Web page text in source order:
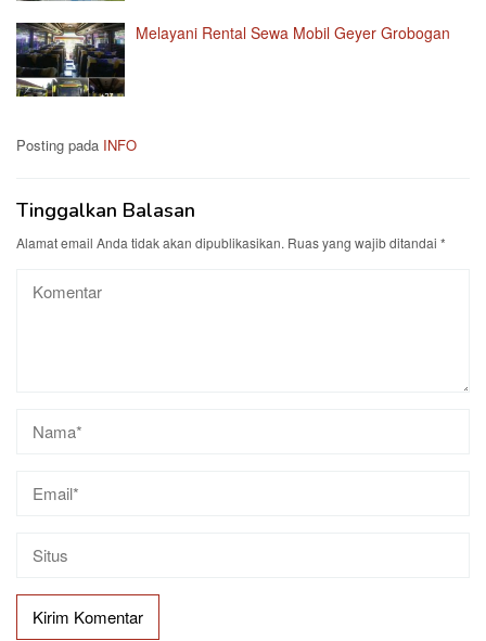
Melayani Rental Sewa Mobil Geyer Grobogan
Posting pada INFO
Tinggalkan Balasan
Alamat email Anda tidak akan dipublikasikan. Ruas yang wajib ditandai *